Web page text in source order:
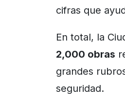
cifras que
En total, la
2,000 obras
grandes
seguridad.